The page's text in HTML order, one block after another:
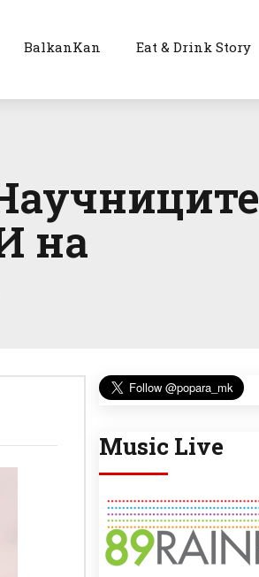
BalkanKan Eat & Drink Story
на
Music Live